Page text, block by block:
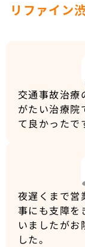
リファイン
交通事故治療
がたい治療院
て良かったで
夜遅くまで営
事にも支障を
いましたがお
した。